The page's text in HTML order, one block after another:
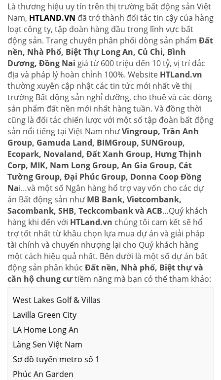
Là thương hiệu uy tín trên thị trường bất động sản Việt
Nam, HTLAND.VN đã trở thành đối tác tin cậy của hàng
loạt công ty, tập đoàn hàng đầu trong lĩnh vực bất
động sản. Trang chuyên phân phối dòng sản phẩm Đất
nền, Nhà Phố, Biệt Thự Long An, Củ Chi, Bình
Dương, Đồng Nai giá từ 600 triệu đến 10 tỷ, vị trí đắc
địa và pháp lý hoàn chỉnh 100%. Website HTLand.vn
thường xuyên cập nhật các tin tức mới nhất về thị
trường Bất động sản nghỉ dưỡng, cho thuê và các dòng
sản phẩm đất nền mới nhất hàng tuần. Và đồng thời
cũng là đối tác chiến lược với một số tập đoàn bất động
sản nổi tiếng tại Việt Nam nhưVingroup, Trần Anh
Group, Gamuda Land, BIMGroup, SUNGroup,
Ecopark, Novaland, Đất Xanh Group, Hưng Thịnh
Corp, MIK, Nam Long Group, An Gia Group, Cát
Tường Group, Đại Phúc Group, Donna Coop Đồng
Nai…và một số Ngân hàng hổ trợ vay vốn cho các dự
án Bất động sản như MB Bank, Vietcombank,
Sacombank, SHB, Teckcombank và ACB…Quý khách
hàng khi đến với HTLand.vn chúng tôi cam kết sẽ hổ
trợ tốt nhất từ khâu chọn lựa mua dự án và giải pháp
tài chính và chuyển nhượng lại cho Quý khách hàng
một cách hiệu quả nhất. Bên dưới là một số dự án bất
động sản phân khúc Đất nền, Nhà phố, Biệt thự và
căn hộ chung cưtiềm năng mà bạn có thể tham khảo:
West Lakes Golf & Villas
Lavilla Green City
LA Home Long An
Làng Sen Việt Nam
Sơ đồ tuyến metro số 1
Phúc An Garden